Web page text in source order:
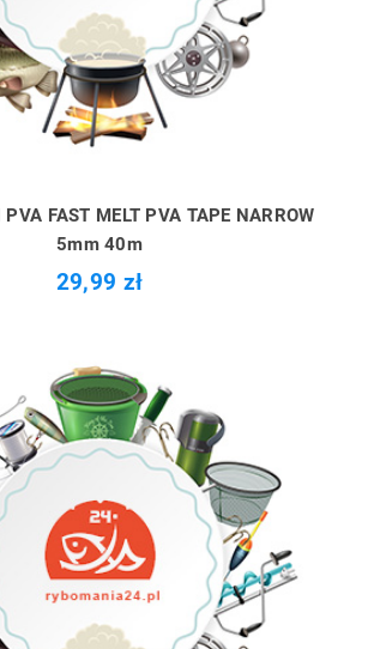
FAST MELT PVA TAPE NARROW
5mm 40m
29,99 zł